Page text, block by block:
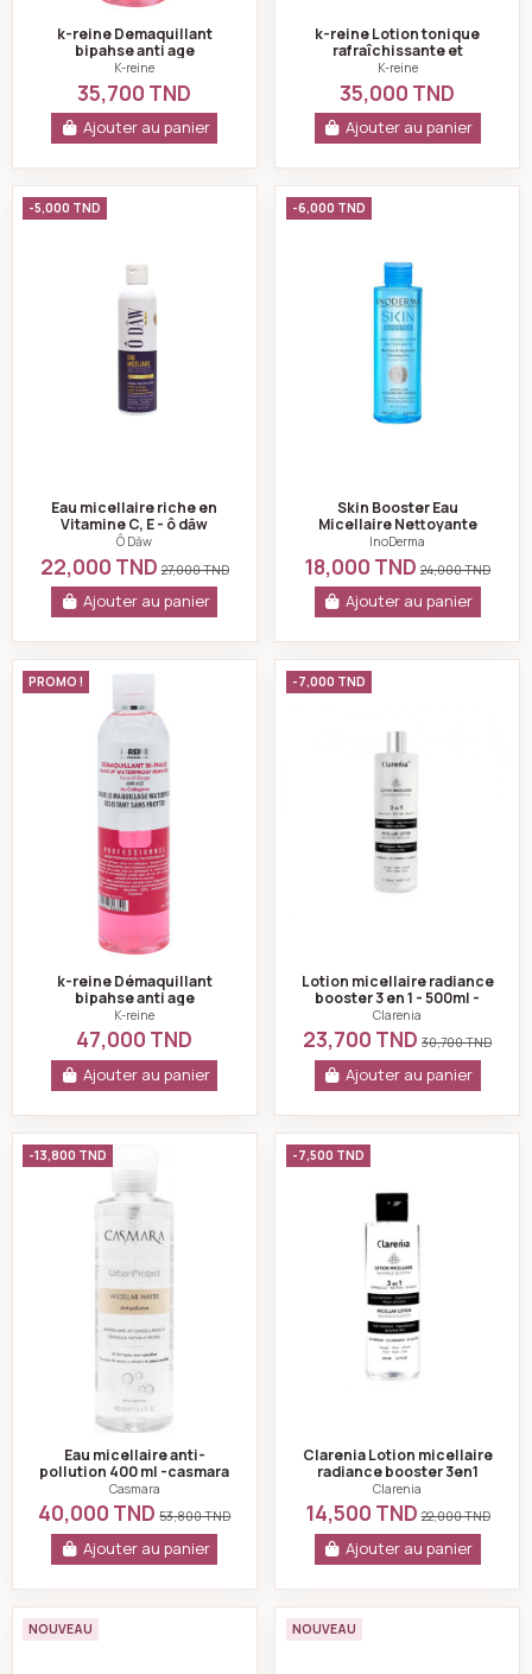
k-reine Demaquillant
bipahse anti age
waterproof 250 ml
K-reine
35,700 TND
Ajouter au panier
k-reine Lotion tonique
rafraîchissante et
calmante yeux & visage 1l
K-reine
35,000 TND
Ajouter au panier
Eau micellaire riche en Vitamine C, E - ô dāw
-5,000 TND
Eau micellaire riche en
Vitamine C, E - ô dāw
Ô Dāw
22,000 TND 27,000 TND
Ajouter au panier
-6,000 TND
Skin Booster Eau
Micellaire Nettoyante
200ml - InoDerma
InoDerma
18,000 TND24,000 TND
Ajouter au panier
k-reine Démaquillant bipahse anti age waterproof
PROMO !
k-reine Démaquillant
bipahse anti age
waterproof 400 ml
K-reine
47,000 TND
Ajouter au panier
-7,000 TND
Lotion micellaire radiance
booster 3 en 1 - 500ml -
Clarenia
Clarenia
23,700 TND30,700 TND
Ajouter au panier
Eau micellaire anti-pollution 400 ml -casmara
-13,800 TND
Eau micellaire anti-
pollution 400 ml -casmara
Casmara
40,000 TND53,800 TND
Ajouter au panier
-7,500 TND
Clarenia Lotion micellaire
radiance booster 3en1
visage et yeux 200ml
Clarenia
14,500 TND22,000 TND
Ajouter au panier
Byphasse Solution Micellaire Démaquillante 4 en 1
NOUVEAU NOUVEAU